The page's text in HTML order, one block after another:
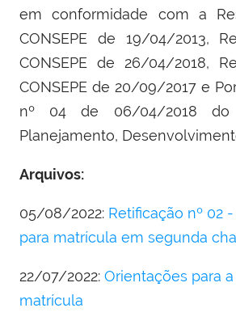
em conformidade com a
CONSEPE de 19/04/2013,
CONSEPE de 26/04/2018,
CONSEPE de 20/09/2017 e
nº 04 de 06/04/2018 do
Planejamento,
Arquivos:
05/08/2022: Retificação nº 02
para matrícula em segunda
22/07/2022: Orientações para
matrícula